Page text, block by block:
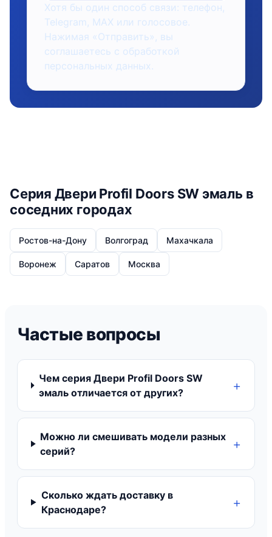
Хотя бы один способ связи: телефон,
Telegram, MAX или голосовое.
Нажимая «Отправить», вы
соглашаетесь с обработкой
персональных данных.
Серия Двери Profil Doors SW эмаль в
соседних городах
Ростов-на-Дону Волгоград Махачкала
Воронеж Саратов Москва
Частые вопросы
Чем серия Двери Profil Doors SW
эмаль отличается от других?
Можно ли смешивать модели разных
серий?
Сколько ждать доставку в
Краснодаре?